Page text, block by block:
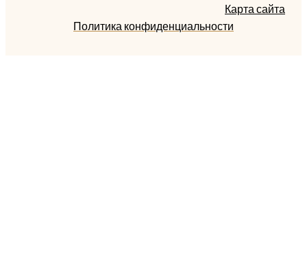
Карта сайта
Политика конфиденциальности